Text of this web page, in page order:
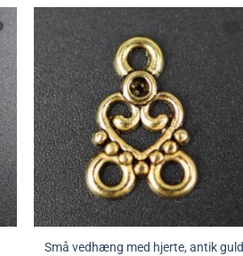
Små vedhæng med hjerte, antik guld